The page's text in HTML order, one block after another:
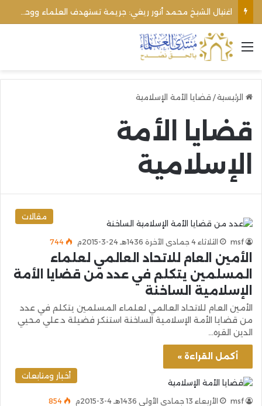
القائمة
الرئيسية/ قضايا الأمة الإسلامية
قضايا الأمة
الإسلامية
مقالات
msf الثلاثاء 4 جمادى الآخرة 1436هـ 24-3-2015م 744
الأمين العام للاتحاد العالمي لعلماء
المسلمين يتكلم في عدد من قضايا الأمة
الإسلامية الساخنة
الأمين العام للاتحاد العالمي لعلماء المسلمين يتكلم في عدد
من قضايا الأمة الإسلامية الساخنة استنكر فضيلة د.علي محيي
الدين القره…
أكمل القراءة »
أخبار ومتابعات
msf الأربعاء 13 جمادى الأولى 1436هـ 4-3-2015م 854